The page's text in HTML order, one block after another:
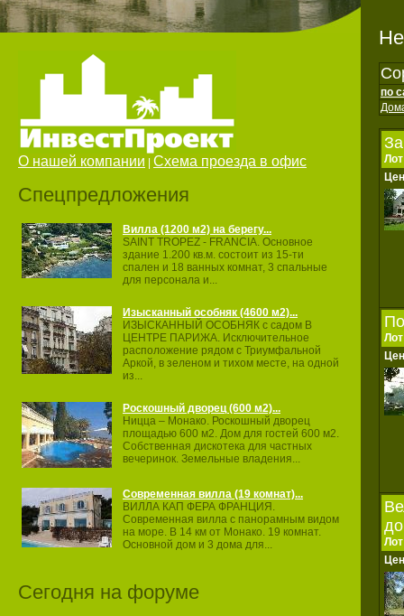
О нашей компании Схема проезда в офис
Спецпредложения
Вилла (1200 м2) на берегу...
SAINT TROPEZ ‐ FRANCIA. Основное
здание 1.200 кв.м. состоит из 15‐ти
спален и 18 ванных комнат, 3 спальные
для персонала и...
Изысканный особняк (4600 м2)...
ИЗЫСКАННЫЙ ОСОБНЯК с садом В
ЦЕНТРЕ ПАРИЖА. Исключительное
расположение рядом с Триумфальной
Аркой, в зеленом и тихом месте, на одной
из...
Роскошный дворец (600 м2)...
Ницца – Монако. Роскошный дворец
площадью 600 м2. Дом для гостей 600 м2.
Собственная дискотека для частных
вечеринок. Земельные владения...
Современная вилла (19 комнат)...
ВИЛЛА КАП ФЕРА ФРАНЦИЯ.
Современная вилла с панорамным видом
на море. В 14 км от Монако. 19 комнат.
Основной дом и 3 дома для...
Сегодня на форуме
по